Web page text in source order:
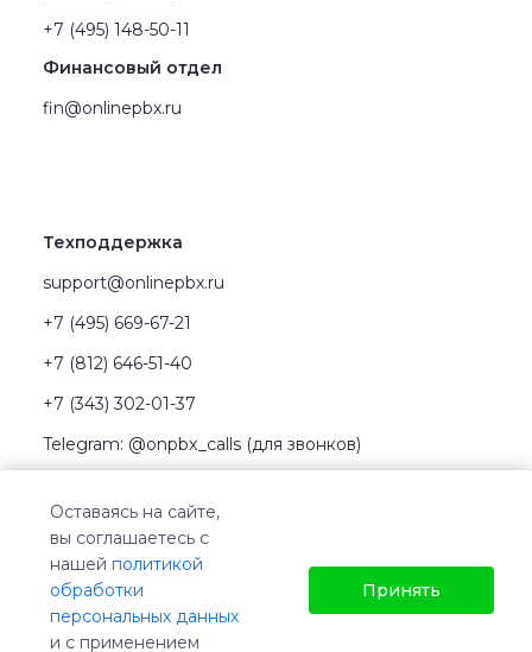
+7 (495) 148-50-11
Финансовый отдел
fin@onlinepbx.ru
Техподдержка
support@onlinepbx.ru
+7 (495) 669-67-21
+7 (812) 646-51-40
+7 (343) 302-01-37
Telegram: @onpbx_calls (для звонков)
Политика обработки персональных данных
Оставаясь на сайте,
вы соглашаетесь с
нашей политикой
обработки
персональных данных
и с применением
Принять